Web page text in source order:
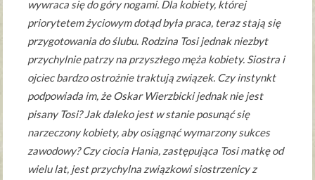
wywraca się do góry nogami. Dla kobiety, której
priorytetem życiowym dotąd była praca, teraz stają się
przygotowania do ślubu. Rodzina Tosi jednak niezbyt
przychylnie patrzy na przyszłego męża kobiety. Siostra i
ojciec bardzo ostrożnie traktują związek. Czy instynkt
podpowiada im, że Oskar Wierzbicki jednak nie jest
pisany Tosi? Jak daleko jest w stanie posunąć się
narzeczony kobiety, aby osiągnąć wymarzony sukces
zawodowy? Czy ciocia Hania, zastępująca Tosi matkę od
wielu lat, jest przychylna związkowi siostrzenicy z